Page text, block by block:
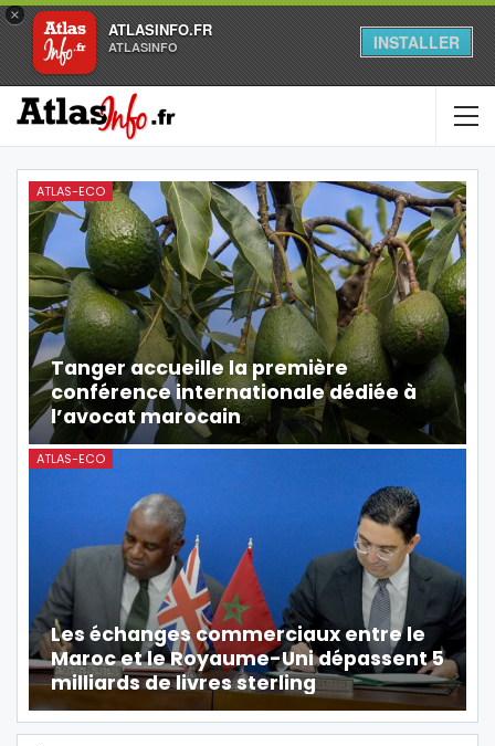
×
ATLASINFO.FR
ATLASINFO INSTALLER
ATLAS-ECO
Tanger accueille la première
conférence internationale dédiée à
l’avocat marocain
ATLAS-ECO
Les échanges commerciaux entre le
Maroc et le Royaume-Uni dépassent 5
milliards de livres sterling